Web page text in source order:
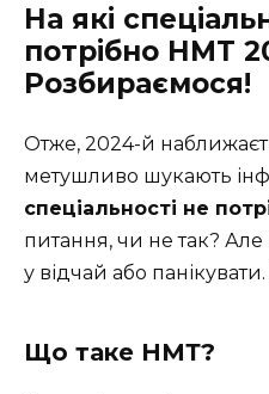
На які
потрібно НМТ
Розбираємося!
Отже, 2024-й
метушливо шукають
спеціальності не
питання, чи не так?
у відчай або
Що таке НМТ?